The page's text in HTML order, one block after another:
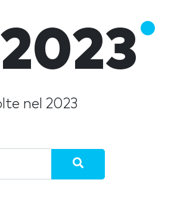
nel 2023